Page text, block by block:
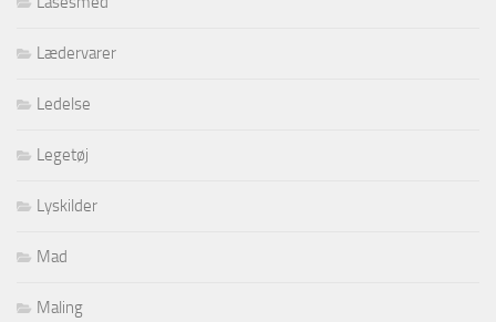
Lædervarer
Ledelse
Legetøj
Lyskilder
Mad
Maling